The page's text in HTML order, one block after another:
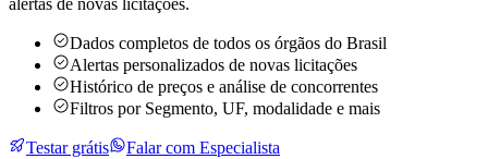
alertas de novas licitações.
Dados completos de todos os órgãos do Brasil
Alertas personalizados de novas licitações
Histórico de preços e análise de concorrentes
Filtros por Segmento, UF, modalidade e mais
Testar grátis
Falar com Especialista